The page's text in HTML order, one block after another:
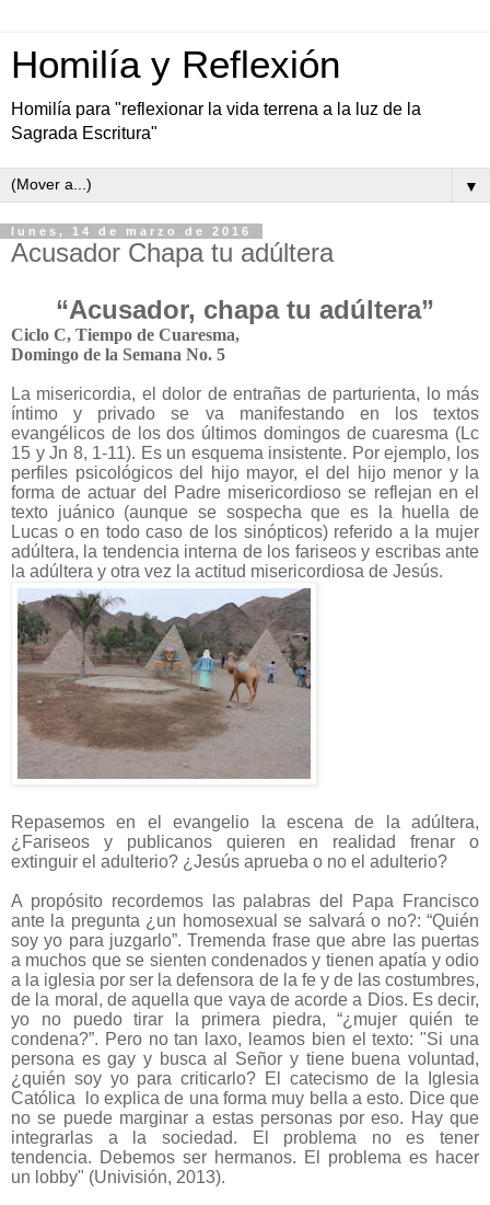
Homilía y Reflexión
Homilía para "reflexionar la vida terrena a la luz de la
Sagrada Escritura"
▼
lunes, 14 de marzo de 2016
Acusador Chapa tu adúltera
“Acusador, chapa tu adúltera”
Ciclo C, Tiempo de Cuaresma,
Domingo de la Semana No. 5
La misericordia, el dolor de entrañas de parturienta, lo más
íntimo y privado se va manifestando en los textos
evangélicos de los dos últimos domingos de cuaresma (Lc
15 y Jn 8, 1-11). Es un esquema insistente. Por ejemplo, los
perfiles psicológicos del hijo mayor, el del hijo menor y la
forma de actuar del Padre misericordioso se reflejan en el
texto juánico (aunque se sospecha que es la huella de
Lucas o en todo caso de los sinópticos) referido a la mujer
adúltera, la tendencia interna de los fariseos y escribas ante
la adúltera y otra vez la actitud misericordiosa de Jesús.
Repasemos en el evangelio la escena de la adúltera,
¿Fariseos y publicanos quieren en realidad frenar o
extinguir el adulterio? ¿Jesús aprueba o no el adulterio?
A propósito recordemos las palabras del Papa Francisco
ante la pregunta ¿un homosexual se salvará o no?: “Quién
soy yo para juzgarlo”. Tremenda frase que abre las puertas
a muchos que se sienten condenados y tienen apatía y odio
a la iglesia por ser la defensora de la fe y de las costumbres,
de la moral, de aquella que vaya de acorde a Dios. Es decir,
yo no puedo tirar la primera piedra, “¿mujer quién te
condena?”. Pero no tan laxo, leamos bien el texto: "Si una
persona es gay y busca al Señor y tiene buena voluntad,
¿quién soy yo para criticarlo? El catecismo de la Iglesia
Católica lo explica de una forma muy bella a esto. Dice que
no se puede marginar a estas personas por eso. Hay que
integrarlas a la sociedad. El problema no es tener
tendencia. Debemos ser hermanos. El problema es hacer
un lobby" (Univisión, 2013).